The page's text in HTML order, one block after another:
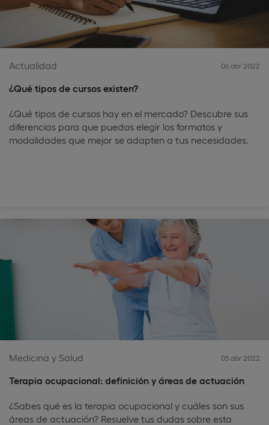
Actualidad 06 abr 2022
¿Qué tipos de cursos existen?
¿Qué tipos de cursos hay en el mercado? Descubre sus
diferencias para que puedas elegir los formatos y
modalidades que mejor se adapten a tus necesidades.
Medicina y Salud 05 abr 2022
Terapia ocupacional: definición y áreas de actuación
¿Sabes qué es la terapia ocupacional y cuáles son sus
áreas de actuación? Resuelve tus dudas sobre esta